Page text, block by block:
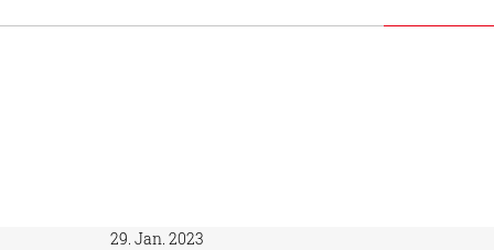
29. Jan. 2023